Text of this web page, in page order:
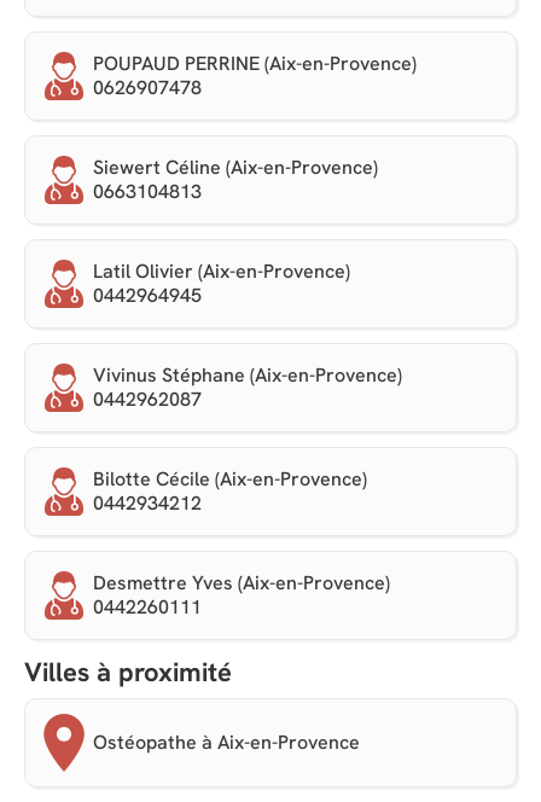
POUPAUD PERRINE (Aix-en-Provence)
0626907478
Siewert Céline (Aix-en-Provence)
0663104813
Latil Olivier (Aix-en-Provence)
0442964945
Vivinus Stéphane (Aix-en-Provence)
0442962087
Bilotte Cécile (Aix-en-Provence)
0442934212
Desmettre Yves (Aix-en-Provence)
0442260111
Villes à proximité
Ostéopathe à Aix-en-Provence